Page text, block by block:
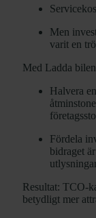
Men
varit en
Med Ladda
Halvera
Fördela
bidraget
Resultat: TCO-
betydligt mer